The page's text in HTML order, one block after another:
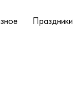
Праздники